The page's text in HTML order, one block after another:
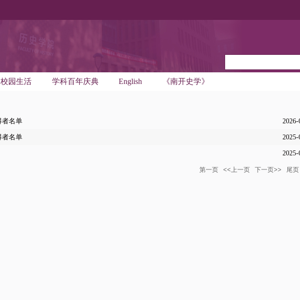
校园生活 学科百年庆典 English 《南开史学》
者名单 2026-
者名单 2025-
2025-
第一页 <<上一页 下一页>> 尾页